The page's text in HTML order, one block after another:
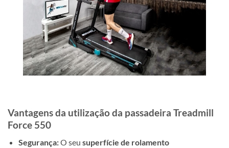
Vantagens da utilização da passadeira Treadmill
Force 550
Segurança:O seu superfície de rolamento